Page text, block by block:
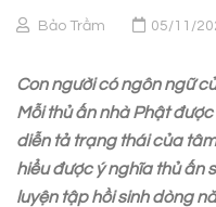
Bảo Trầm 05/11/
Con người có ngôn ngữ
Mỗi thủ ấn nhà Phật
diễn tả trạng thái của
hiểu được ý nghĩa thủ ấn
luyện tập hồi sinh dòng